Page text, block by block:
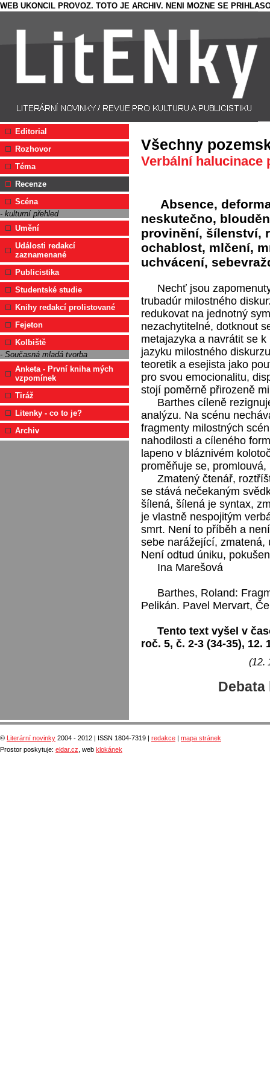
WEB UKONCIL PROVOZ. TOTO JE ARCHIV. NENI MOZNE SE
Editorial
Rozhovor
Téma
Recenze
Scéna
- kulturní přehled
Umění
Události redakcí
zaznamenané
Publicistika
Studentské studie
Knihy redakcí prolistované
Fejeton
Kolbiště
- Současná mladá tvorba
Anketa - První kniha mých
vzpomínek
Tiráž
Litenky - co to je?
Archiv
Všechny
Verbální halucinace
Absence,
neskutečno,
provinění, šílenství,
ochablost, mlčení,
uchvácení,
Nechť jsou
trubadúr milostného
redukovat na jednotný
nezachytitelné, dotknout
metajazyka a navrátit se
jazyku milostného
teoretik a esejista jako
pro svou emocionalitu,
stojí poměrně přirozeně
Barthes cíleně
analýzu. Na scénu
fragmenty milostných
nahodilosti a cíleného
lapeno v bláznivém
proměňuje se, promlouvá,
Zmatený čtenář,
se stává nečekaným
šílená, šílená je syntax,
je vlastně nespojitým
smrt. Není to příběh a
sebe narážející,
Není odtud úniku,
Ina Marešová
Barthes, Roland:
Pelikán. Pavel Mervart,
Tento text vyšel v
roč. 5, č. 2-3 (34-35), 12.
(12.
Debata
© Literární novinky 2004 - 2012 | ISSN 1804-7319 | redakce
mapa stránek
Prostor poskytuje: eldar.cz , web klokánek